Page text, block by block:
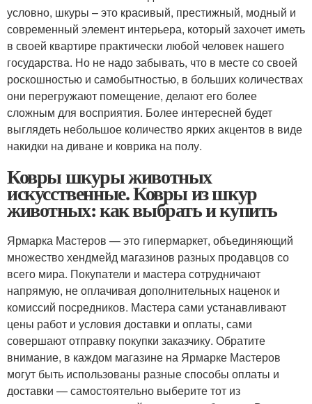
условно, шкуры – это красивый, престижный, модный и
современный элемент интерьера, который захочет иметь
в своей квартире практически любой человек нашего
государства. Но не надо забывать, что в месте со своей
роскошностью и самобытностью, в больших количествах
они перегружают помещение, делают его более
сложным для восприятия. Более интересней будет
выглядеть небольшое количество ярких акцентов в виде
накидки на диване и коврика на полу.
Ковры шкуры животных
искусственные. Ковры из шкур
животных: как выбрать и купить
Ярмарка Мастеров — это гипермаркет, объединяющий
множество хендмейд магазинов разных продавцов со
всего мира. Покупатели и мастера сотрудничают
напрямую, не оплачивая дополнительных наценок и
комиссий посредников. Мастера сами устанавливают
цены работ и условия доставки и оплаты, сами
совершают отправку покупки заказчику. Обратите
внимание, в каждом магазине на Ярмарке Мастеров
могут быть использованы разные способы оплаты и
доставки — самостоятельно выберите тот из